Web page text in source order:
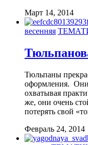
Март 14, 2014
весенняя
Тюльпаны
оформления. Они
охватывая
же, они очень
потерять свой
Февраль 24, 2014